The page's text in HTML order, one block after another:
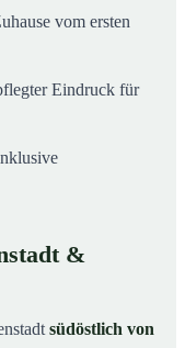
vom ersten
Eindruck für
&
südöstlich von